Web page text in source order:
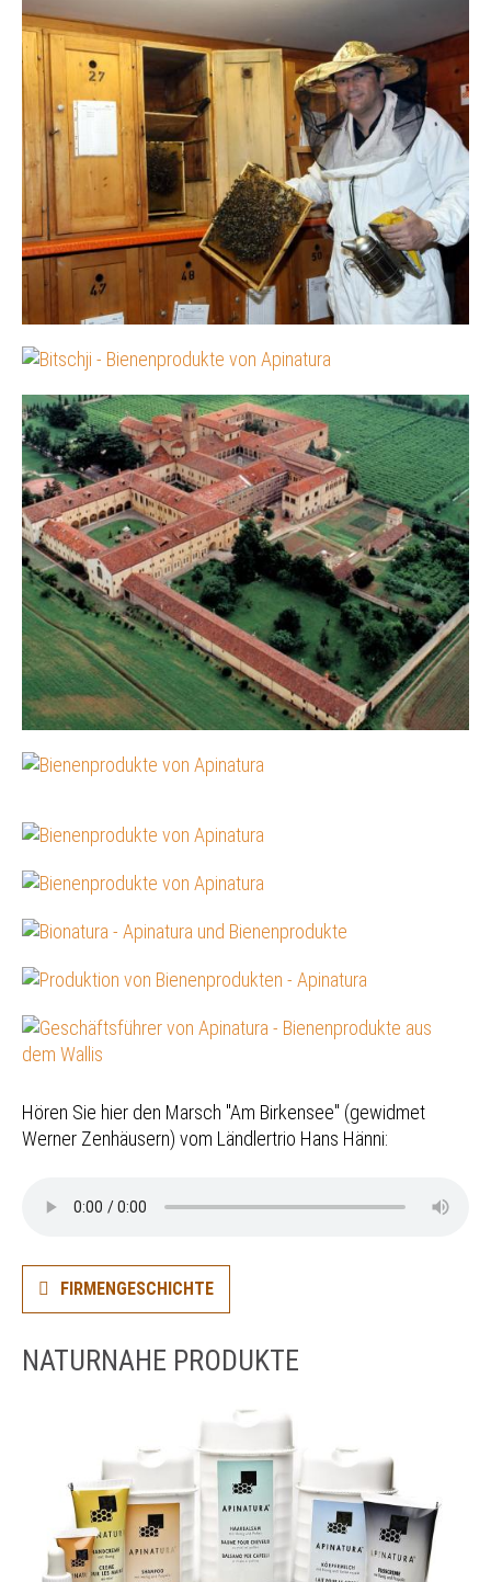
Hören Sie hier den Marsch "Am Birkensee" (gewidmet
Werner Zenhäusern) vom Ländlertrio Hans Hänni:
FIRMENGESCHICHTE
NATURNAHE PRODUKTE